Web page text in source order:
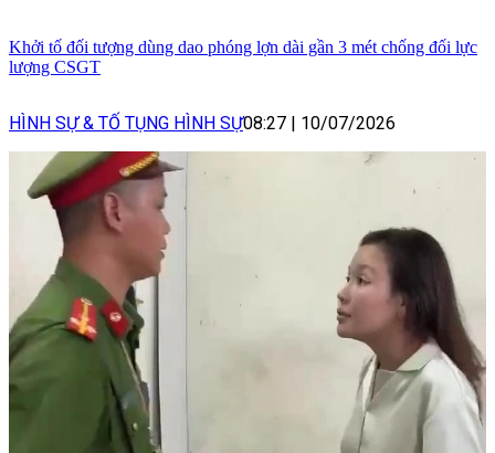
Khởi tố đối tượng dùng dao phóng lợn dài gần 3 mét chống đối lực
lượng CSGT
HÌNH SỰ & TỐ TỤNG HÌNH SỰ08:27 | 10/07/2026